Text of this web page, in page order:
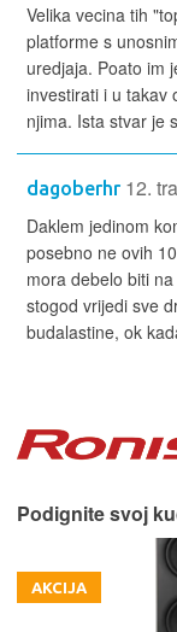
Velika vecina tih
platforme s
uredjaja. Poato im
investirati i u takav
njima. Ista stvar je
dagoberhr 12.
Daklem jedinom
posebno ne ovih
mora debelo biti
stogod vrijedi sve
budalastine, ok
Podignite svoj
AKCIJA